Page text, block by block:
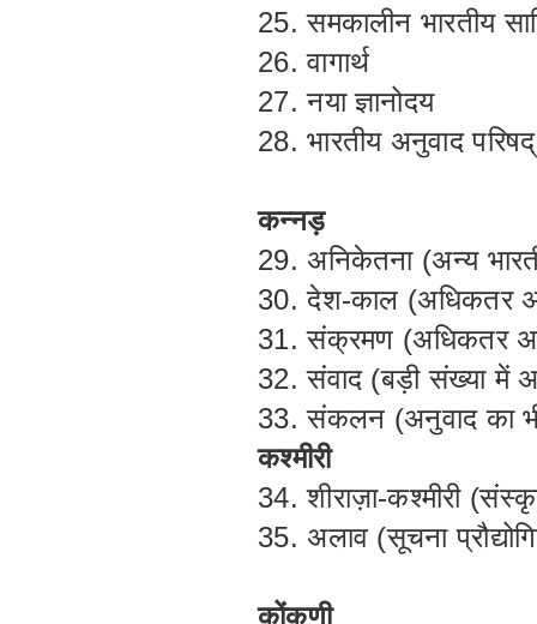
25. समकालीन भारतीय
26. वागार्थ
27. नया ज्ञानोदय
28. भारतीय अनुवाद
कन्नड़
29. अनिकेतना (अन्य
30. देश-काल (अधिकतर
31. संक्रमण (अधिकतर
32. संवाद (बड़ी संख्या में
33. संकलन (अनुवाद का
कश्मीरी
34. शीराज़ा-कश्मीरी
35. अलाव (सूचना
कोंकणी